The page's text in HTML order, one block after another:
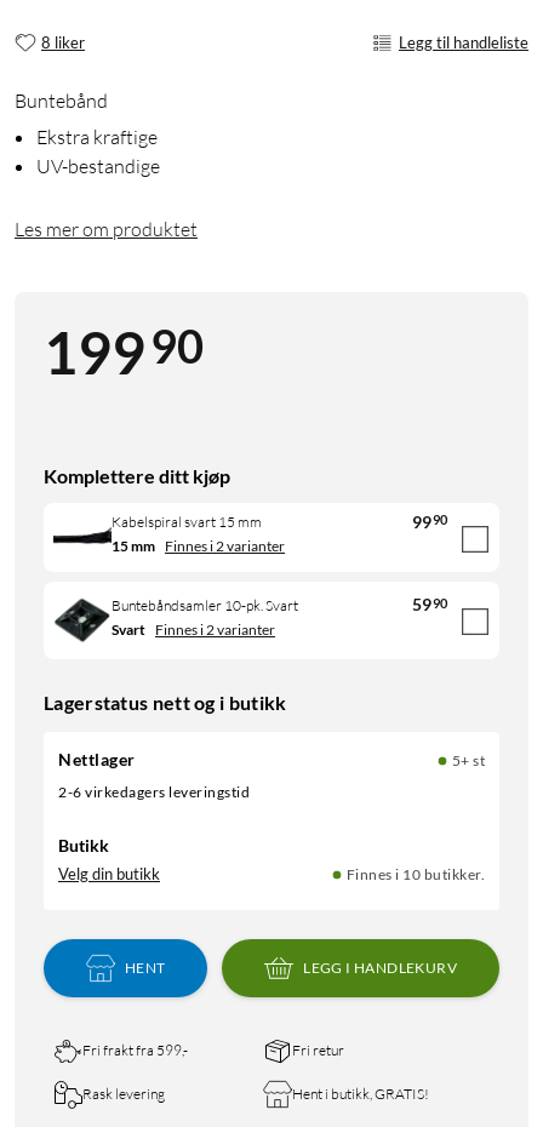
8 liker Legg til handleliste
Buntebånd
Ekstra kraftige
UV-bestandige
Les mer om produktet
19990
Komplettere ditt kjøp
Kabelspiral svart 15 mm 9990
15 mm Finnes i 2 varianter
Buntebåndsamler 10-pk. Svart 5990
Svart Finnes i 2 varianter
Lagerstatus nett og i butikk
Nettlager
5+ st
2-6 virkedagers leveringstid
Butikk
Velg din butikk Finnes i 10 butikker.
HENT LEGG I HANDLEKURV
Fri frakt fra 599,- Fri retur
Rask levering Hent i butikk, GRATIS!